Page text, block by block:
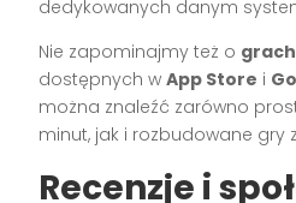
dedykowanych danym
Nie zapominajmy też o
dostępnych wApp Store i
można znaleźć zarówno
minut, jak i rozbudowane gry
Recenzje i